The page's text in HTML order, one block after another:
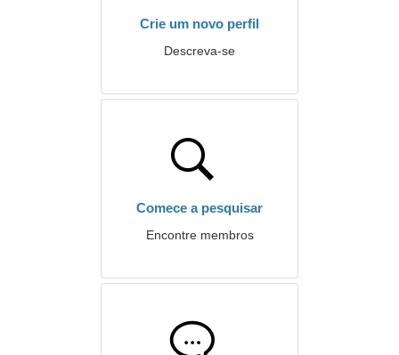
Crie um novo perfil
Descreva-se
Comece a pesquisar
Encontre membros